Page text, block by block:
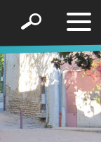
le
Afficher
formulaire
de
recherche